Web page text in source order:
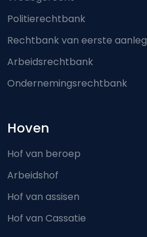
Politierechtbank
Rechtbank van eerste aanleg
Arbeidsrechtbank
Ondernemingsrechtbank
Hoven
Hof van beroep
Arbeidshof
Hof van assisen
Hof van Cassatie